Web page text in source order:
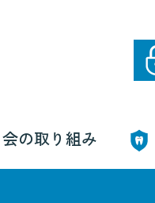
の取り組み